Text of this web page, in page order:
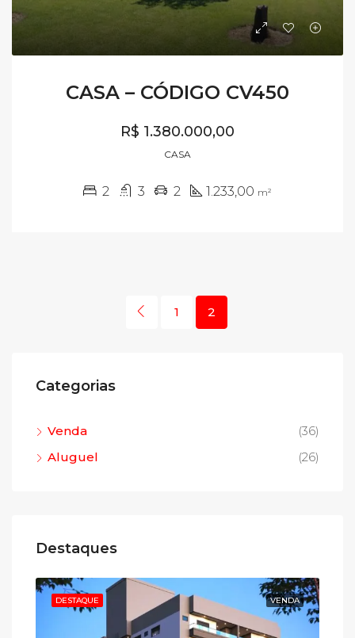
CASA – CÓDIGO CV450
R$ 1.380.000,00
CASA
2 3 2 1.233,00 m²
1 2
Categorias
Venda
(36)
Aluguel
(26)
Destaques
VENDA
DESTAQUE